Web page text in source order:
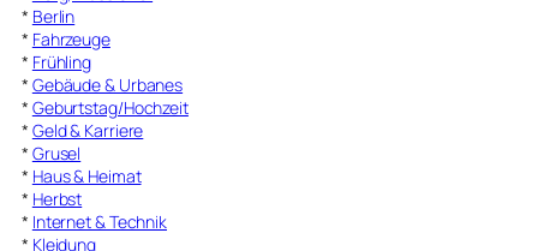
* Berlin
* Fahrzeuge
* Frühling
* Gebäude & Urbanes
* Geburtstag/Hochzeit
* Geld & Karriere
* Grusel
* Haus & Heimat
* Herbst
* Internet & Technik
* Kleidung